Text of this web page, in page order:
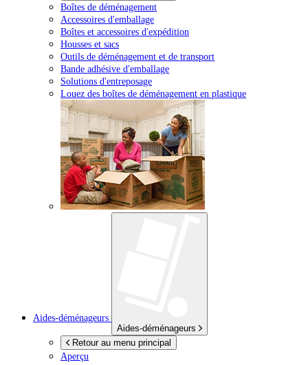
Boîtes de déménagement
Accessoires d'emballage
Boîtes et accessoires d'expédition
Housses et sacs
Outils de déménagement et de transport
Bande adhésive d'emballage
Solutions d'entreposage
Louez des boîtes de déménagement en plastique
Aides-déménageurs
Aides-déménageurs
Retour au menu principal
Aperçu